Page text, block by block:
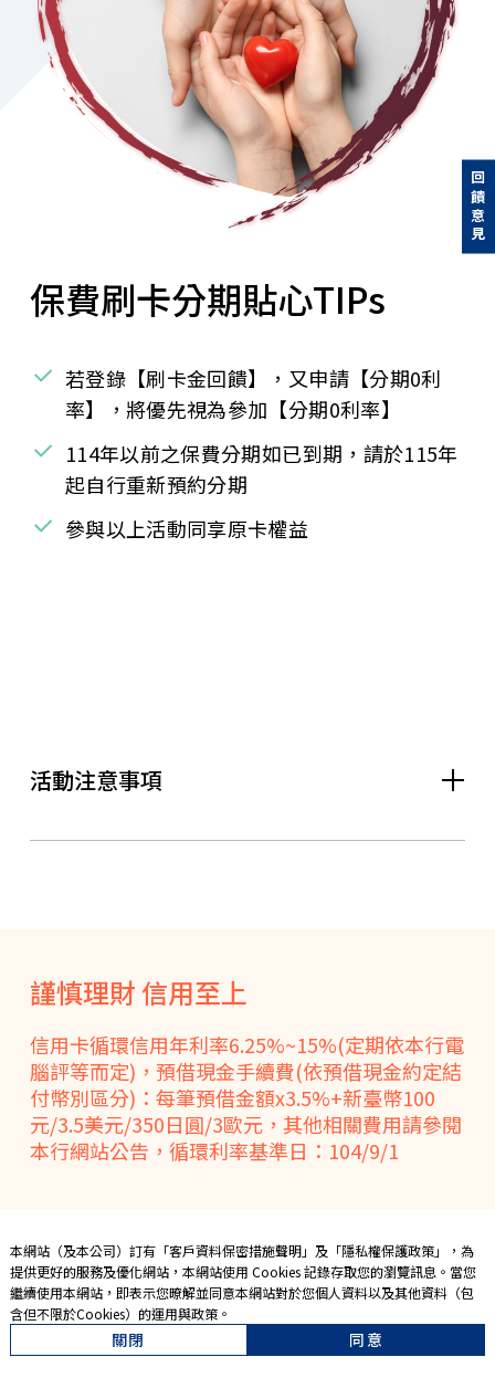
保費刷卡分期貼心TIPs
若登錄【刷卡金回饋】，又申請【分期0利
率】，將優先視為參加【分期0利率】
114年以前之保費分期如已到期，請於115年
起自行重新預約分期
參與以上活動同享原卡權益
活動注意事項
謹慎理財 信用至上
信用卡循環信用年利率6.25%~15%(定期依本行電
腦評等而定)，預借現金手續費(依預借現金約定結
付幣別區分)：每筆預借金額x3.5%+新臺幣100
元/3.5美元/350日圓/3歐元，其他相關費用請參閱
本行網站公告，循環利率基準日：104/9/1
本網站（及本公司）訂有「客戶資料保密措施聲明」及「隱私權保護政策」，為
提供更好的服務及優化網站，本網站使用 Cookies 記錄存取您的瀏覽訊息。當您
繼續使用本網站，即表示您暸解並同意本網站對於您個人資料以及其他資料（包
含但不限於Cookies）的運用與政策。
關閉 同意
回饋意見